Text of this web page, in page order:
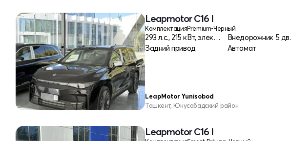
Leapmotor C16 I
КомплектацияPremium•Черный
293 л.с., 215 кВт, электро
Внедорожник 5 дв.
Задний привод
Автомат
LeapMotor Yunisobod
Ташкент, Юнусабадский район
Leapmotor C16 I